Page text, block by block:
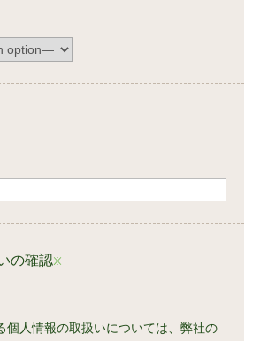
の確認※
人情報の取扱いについては、 弊社の